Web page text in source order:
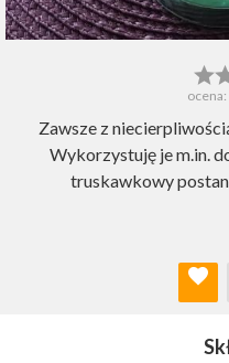
ocena:
Zawsze z
Wykorzystuję je m.in.
truskawkowy